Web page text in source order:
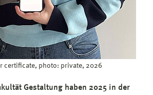
certificate, photo: private, 2026
Gestaltung haben 2025 in der